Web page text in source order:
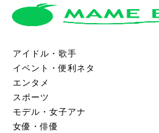
アイドル・歌手
イベント・便利ネタ
エンタメ
スポーツ
モデル・女子アナ
女優・俳優